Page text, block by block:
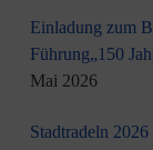
Einladung zum
Führung„150
Mai 2026
Stadtradeln